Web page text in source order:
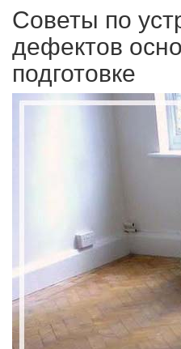
Советы по
дефектов
подготовке